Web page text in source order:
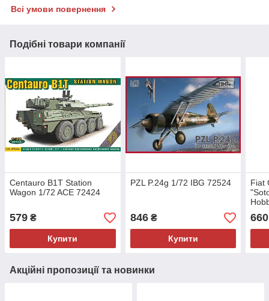
Всі умови повернення
Подібні товари компанії
Centauro B1T Station
Wagon 1/72 ACE 72424
579 ₴
Купити
PZL P.24g 1/72 IBG 72524
846₴
Купити
Fiat
660
Акційні пропозиції та новинки